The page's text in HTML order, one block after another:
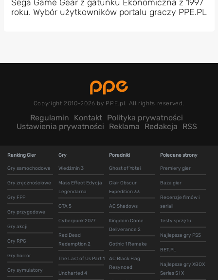
Sega Game Gear z gatunku Ekonomiczna z 1997
roku. Wybór użytkowników portalu graczy PPE.PL
Copyright 2010-2026 by PPE.pl. All rights reserved.
Regulamin Kontakt Polityka prywatności
Ustawienia prywatności
Reklama Redakcja RSS
Ranking Gier
Gry samochodowe
Gry zręcznościowe
Gry FPP
Gry przygodowe
Gry akcji
Gry RPG
Gry horror
Gry symulatory
Gry
Wiedźmin 3
Mass Effect Edycja
Legendarna
GTA 5
Cyberpunk 2077
Red Dead
Redemption 2
The Last of Us Part 1
Uncharted 4
Poradniki
Ghost of Yotei
Clair Obscur
Expedition 33
AC Shadows
Kingdom Come
Deliverance 2
Gothic 1 Remake
AC Black Flag
Resynced
Polecane strony
Premiery gier
Baza gier
Recenzje filmów i
seriali
Testy sprzętu
Najlepsze gry PS5
BET.PL
Najlepsze gry XBOX
Series S i X